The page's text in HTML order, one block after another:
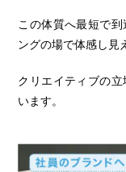
この体質へ最短で
ングの場で体感し見
クリエイティブの
います。